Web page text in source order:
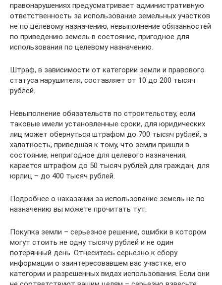
правонарушениях предусматривает административную
ответственность за использование земельных участков
не по целевому назначению, невыполнение обязанностей
по приведению земель в состояние, пригодное для
использования по целевому назначению.
Штраф, в зависимости от категории земли и правового
статуса нарушителя, составляет от 10 до 200 тысяч
рублей.
Невыполнение обязательств по строительству, если
таковые имели установленные сроки, для юридических
лиц может обернуться штрафом до 700 тысяч рублей, а
халатность, приведшая к тому, что земли пришли в
состояние, непригодное для целевого назначения,
карается штрафом до 50 тысяч рублей для граждан, для
юрлиц – до 400 тысяч рублей.
Подробнее о наказании за использование земель не по
назначению вы можете прочитать тут.
Покупка земли – серьезное решение, ошибки в котором
могут стоить не одну тысячу рублей и не один
потерянный день. Отнеситесь серьезно к сбору
информации о заинтересовавшем вас участке, его
категории и разрешенных видах использования. Если они